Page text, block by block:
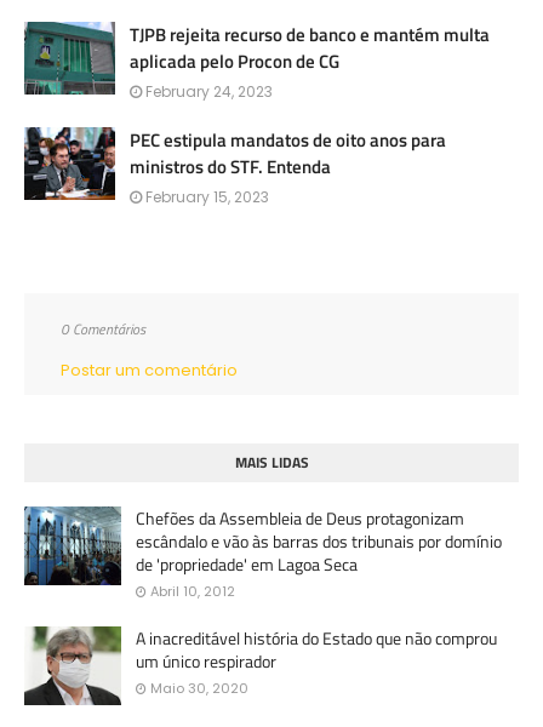
TJPB rejeita recurso de banco e mantém multa
aplicada pelo Procon de CG
February 24, 2023
PEC estipula mandatos de oito anos para
ministros do STF. Entenda
February 15, 2023
0 Comentários
Postar um comentário
MAIS LIDAS
Chefões da Assembleia de Deus protagonizam
escândalo e vão às barras dos tribunais por domínio
de 'propriedade' em Lagoa Seca
Abril 10, 2012
A inacreditável história do Estado que não comprou
um único respirador
Maio 30, 2020